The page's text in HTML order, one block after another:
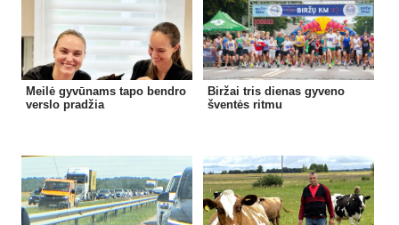
Meilė gyvūnams tapo bendro
verslo pradžia
Biržai tris dienas gyveno
šventės ritmu